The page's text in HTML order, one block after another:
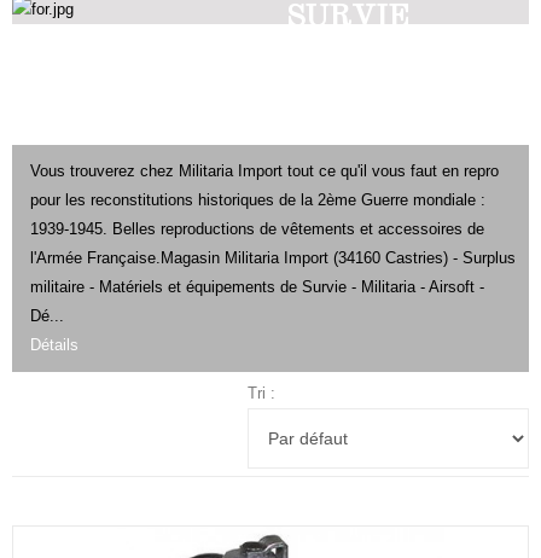
SURVIE
Vous trouverez chez Militaria Import tout ce qu'il vous faut en repro
pour les reconstitutions historiques de la 2ème Guerre mondiale :
1939-1945. Belles reproductions de vêtements et accessoires de
l'Armée Française.Magasin Militaria Import (34160 Castries) - Surplus
militaire - Matériels et équipements de Survie - Militaria - Airsoft -
Dé...
Détails
Tri :